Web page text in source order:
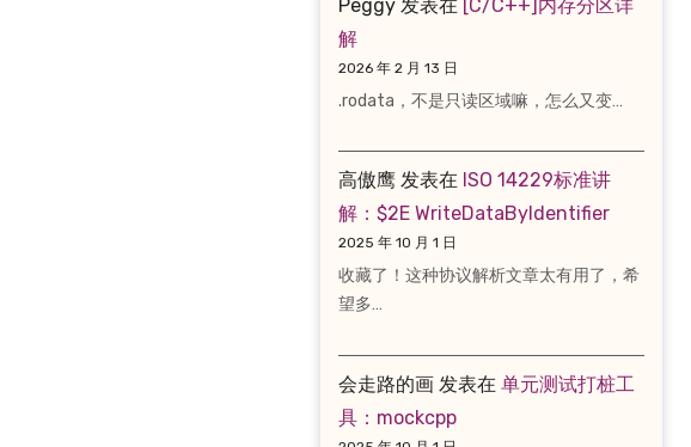
Peggy 发表在 [C/C++]内存分区详
解
2026 年 2 月 13 日
.rodata，不是只读区域嘛，怎么又变…
高傲鹰 发表在 ISO 14229标准讲
解：$2E WriteDataByIdentifier
2025 年 10 月 1 日
收藏了！这种协议解析文章太有用了，希
望多…
会走路的画 发表在 单元测试打桩工
具：mockcpp